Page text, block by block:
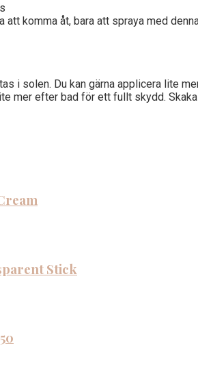
att komma åt, bara att spraya med
i solen. Du kan gärna applicera lite
mer efter bad för ett fullt skydd.
Stick